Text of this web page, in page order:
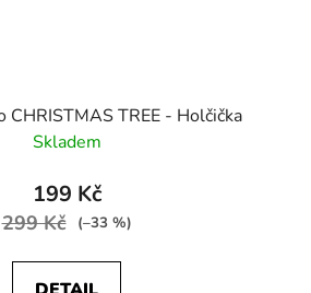
CHRISTMAS TREE - Holčička
Skladem
199 Kč
299 Kč (–33 %)